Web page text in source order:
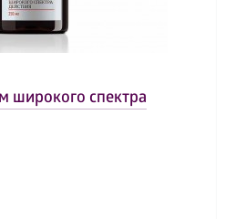
широкого спектра